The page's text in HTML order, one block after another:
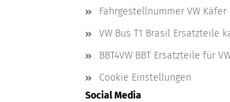
Fahrgestellnummer VW Käfer
VW Bus T1 Brasil Ersatzteile
BBT4VW BBT Ersatzteile für
Cookie Einstellungen
Social Media